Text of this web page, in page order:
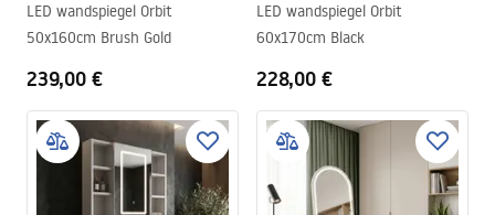
LED wandspiegel Orbit
50x160cm Brush Gold
239,00 €
LED wandspiegel Orbit
60x170cm Black
228,00 €